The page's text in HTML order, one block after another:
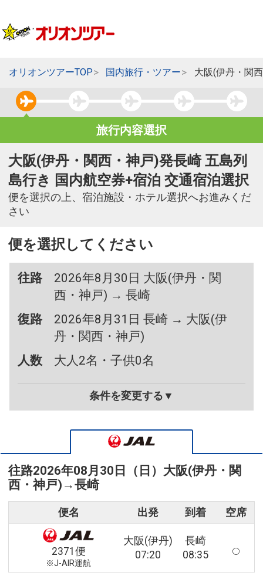
オリオンツアーTOP 国内旅行・ツアー 大阪(伊丹・関
旅行内容選択
大阪(伊丹・関西・神戸)発長崎 五島列
島行き 国内航空券+宿泊 交通宿泊選択
便を選択の上、宿泊施設・ホテル選択へお進みくだ
さい
便を選択してください
往路
2026年8月30日 大阪(伊丹・関
西・神戸) → 長崎
復路
2026年8月31日 長崎 → 大阪(伊
丹・関西・神戸)
人数
大人2名・子供0名
条件を変更する▼
往路2026年08月30日（日） 大阪(伊丹・関
西・神戸) →長崎
便名 出発 到着 空席
2371便
※J-AIR運航
大阪(伊丹)
07:20
長崎
08:35